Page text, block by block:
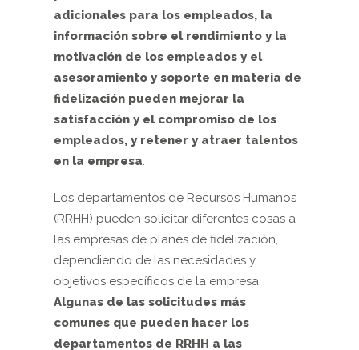
adicionales para los empleados, la
información sobre el rendimiento y la
motivación de los empleados y el
asesoramiento y soporte en materia de
fidelización pueden mejorar la
satisfacción y el compromiso de los
empleados, y retener y atraer talentos
en la empresa.
Los departamentos de Recursos Humanos
(RRHH) pueden solicitar diferentes cosas a
las empresas de planes de fidelización,
dependiendo de las necesidades y
objetivos específicos de la empresa.
Algunas de las solicitudes más
comunes que pueden hacer los
departamentos de RRHH a las